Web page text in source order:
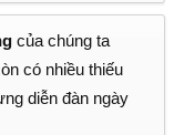
của chúng ta
có nhiều thiếu
diễn đàn ngày